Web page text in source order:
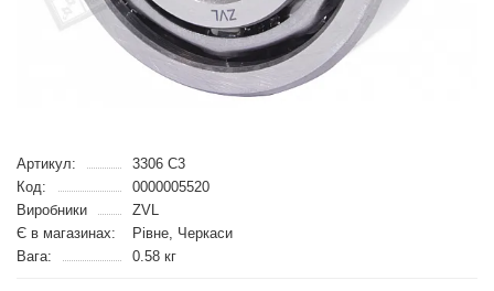
Артикул:
3306 C3
Код:
0000005520
Виробники
ZVL
Є в магазинах:
Рівне, Черкаси
Вага:
0.58 кг